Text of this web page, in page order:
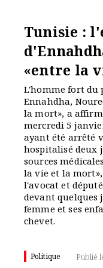
Tunisie :
«entre la
L'homme fort
Ennahdha,
la mort», a
mercredi 5
ayant été arrêté
hospitalisé deux
sources
la vie et la mort»,
l'avocat et
devant quelques
femme et ses
chevet.
Politique Publié